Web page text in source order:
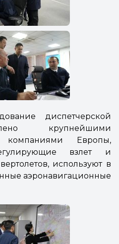
диспетчерской
крупнейшими
компаниями Европы,
взлет и
используют в
аэронавигационные